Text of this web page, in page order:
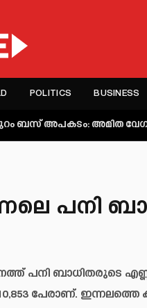
POLITICS BUSINESS
അമിത വേഗത
പനി
പനി ബാധിതരുടെ
പേരാണ്.